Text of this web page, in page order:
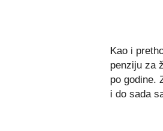
Kao i
penziju za
po godine.
i do sada